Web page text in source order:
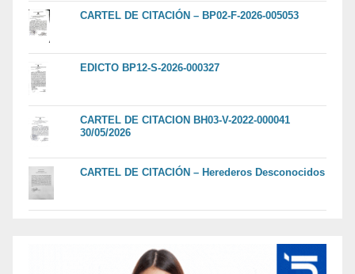
CARTEL DE CITACIÓN – BP02-F-2026-005053
EDICTO BP12-S-2026-000327
CARTEL DE CITACION BH03-V-2022-000041
30/05/2026
CARTEL DE CITACIÓN – Herederos Desconocidos